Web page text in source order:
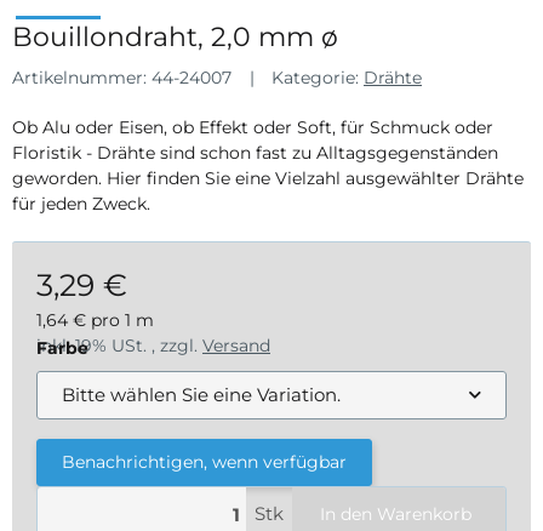
Bouillondraht, 2,0 mm ø
Artikelnummer: 44-24007 Kategorie: Drähte
Ob Alu oder Eisen, ob Effekt oder Soft, für Schmuck oder
Floristik - Drähte sind schon fast zu Alltagsgegenständen
geworden. Hier finden Sie eine Vielzahl ausgewählter Drähte
für jeden Zweck.
3,29 €
1,64 € pro 1 m
inkl. 19% USt. , zzgl. Versand
Farbe
Bitte wählen Sie eine Variation.
Benachrichtigen, wenn verfügbar
Stk In den Warenkorb